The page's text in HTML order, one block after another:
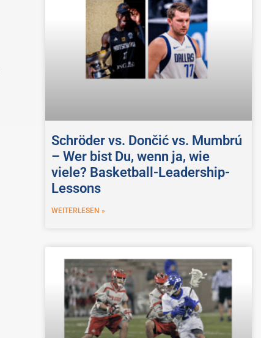
Schröder vs. Dončić vs. Mumbrú
– Wer bist Du, wenn ja, wie
viele? Basketball-Leadership-
Lessons
WEITERLESEN »